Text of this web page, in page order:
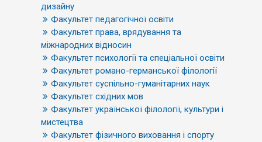
дизайну
Факультет педагогічної освіти
Факультет права, врядування та
міжнародних відносин
Факультет психології та спеціальної освіти
Факультет романо-германської філології
Факультет суспільно-гуманітарних наук
Факультет східних мов
Факультет української філології, культури і
мистецтва
Факультет фізичного виховання і спорту